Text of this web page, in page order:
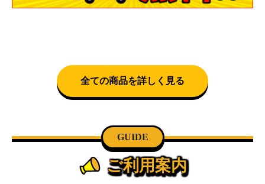
全ての商品を詳しく見る
GUIDE
ご利用案内